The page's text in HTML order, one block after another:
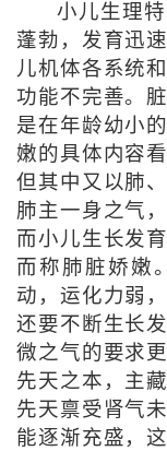
小儿生理
蓬勃，发育迅
儿机体各系统
功能不完善。
是在年龄幼小
嫩的具体内容
但其中又以肺
肺主一身之气
而小儿生长发
而称肺脏娇嫩
动，运化力弱
还要不断生长
微之气的要求
先天之本，主
先天禀受肾气
能逐渐充盛，